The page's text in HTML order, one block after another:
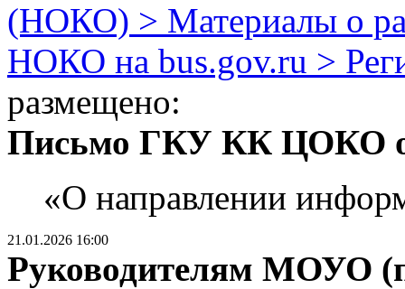
(НОКО) > Материалы о
НОКО на bus.gov.ru >
размещено:
Письмо ГКУ КК ЦОКО
«О направлении
21.01.2026 16:00
Руководителям МОУО